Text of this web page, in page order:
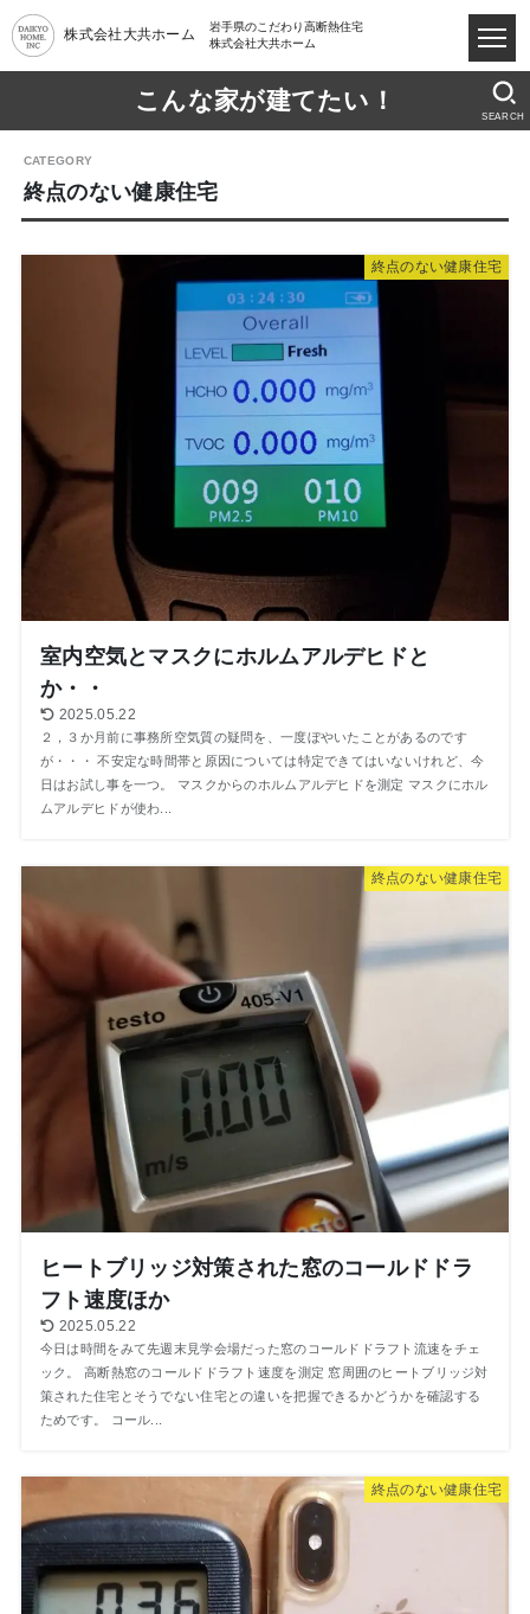
株式会社大共ホーム
岩手県のこだわり高断熱住宅
株式会社大共ホーム
こんな家が建てたい！
SEARCH
終点のない健康住宅
終点のない健康住宅
室内空気とマスクにホルムアルデヒドと
か・・
2025.05.22
２，３か月前に事務所空気質の疑問を、一度ぼやいたことがあるのです
が・・・ 不安定な時間帯と原因については特定できてはいないけれど、今
日はお試し事を一つ。 マスクからのホルムアルデヒドを測定 マスクにホル
ムアルデヒドが使わ...
終点のない健康住宅
ヒートブリッジ対策された窓のコールドドラ
フト速度ほか
2025.05.22
今日は時間をみて先週末見学会場だった窓のコールドドラフト流速をチェ
ック。 高断熱窓のコールドドラフト速度を測定 窓周囲のヒートブリッジ対
策された住宅とそうでない住宅との違いを把握できるかどうかを確認する
ためです。 コール...
終点のない健康住宅